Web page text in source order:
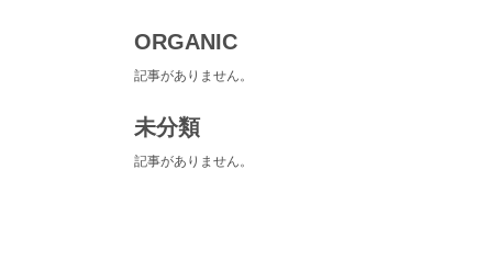
ORGANIC
記事がありません。
未分類
記事がありません。